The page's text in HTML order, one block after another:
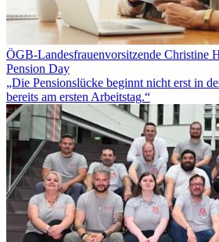
ÖGB-Landesfrauenvorsitzende Christine
Pension Day
„Die Pensionslücke beginnt nicht erst in
bereits am ersten Arbeitstag.“